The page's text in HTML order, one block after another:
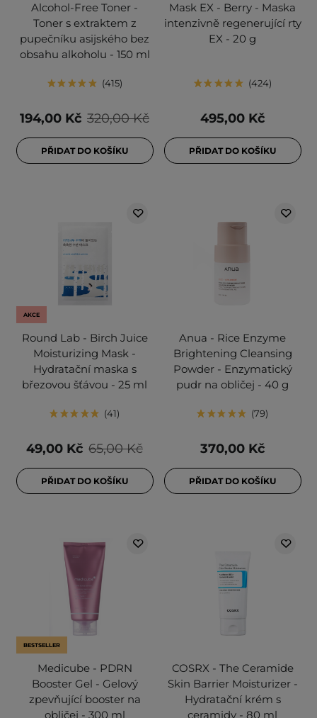
Alcohol-Free Toner -
Toner s extraktem z
pupečníku asijského bez
obsahu alkoholu - 150 ml
415
320,00 Kč
194,00 Kč
PŘIDAT DO KOŠÍKU
Mask EX - Berry - Maska
intenzivně regenerující rty
EX - 20 g
424
495,00 Kč
PŘIDAT DO KOŠÍKU
AKCE
Round Lab - Birch Juice
Moisturizing Mask -
Hydratační maska s
březovou šťávou - 25 ml
41
65,00 Kč
49,00 Kč
PŘIDAT DO KOŠÍKU
Anua - Rice Enzyme
Brightening Cleansing
Powder - Enzymatický
pudr na obličej - 40 g
79
370,00 Kč
PŘIDAT DO KOŠÍKU
BESTSELLER
Medicube - PDRN
Booster Gel - Gelový
zpevňující booster na
obličej - 300 ml
COSRX - The Ceramide
Skin Barrier Moisturizer -
Hydratační krém s
ceramidy - 80 ml